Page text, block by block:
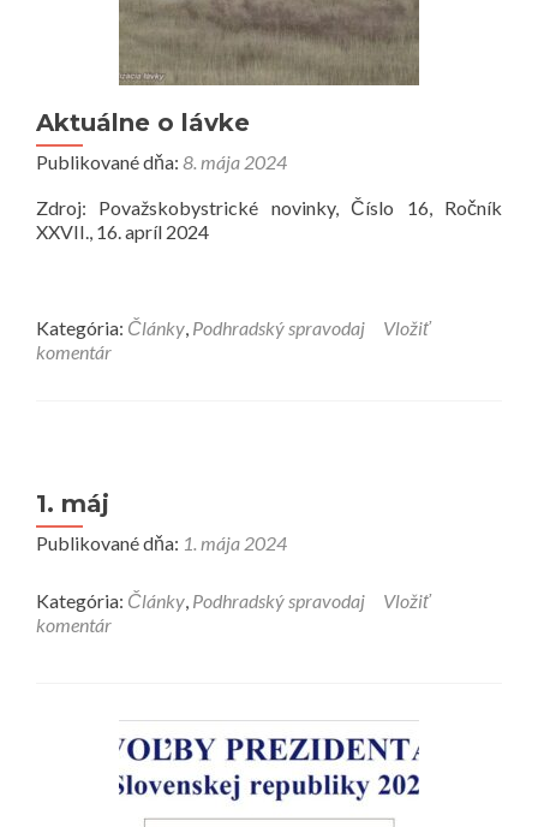
Aktuálne o lávke
Publikované dňa: 8. mája 2024
Zdroj: Považskobystrické novinky, Číslo 16, Ročník
XXVII., 16. apríl 2024
Kategória: Články, Podhradský spravodaj
Vložiť
komentár
1. máj
Publikované dňa: 1. mája 2024
Kategória: Články, Podhradský spravodaj
Vložiť
komentár